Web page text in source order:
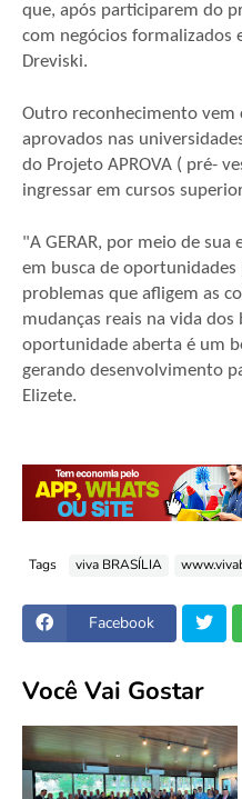
que, após participarem do
com negócios formalizados
Dreviski.
Outro reconhecimento vem
aprovados nas
do Projeto APROVA ( pré-
ingressar em cursos
"A GERAR, por meio de
em busca de
problemas que afligem as
mudanças reais na vida dos
oportunidade aberta é um
gerando desenvolvimento
Elizete.
Tags viva BRASÍLIA
Facebook
Você Vai Gostar